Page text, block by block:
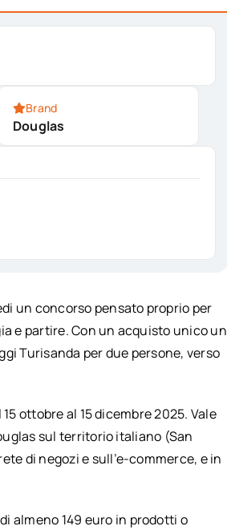
Brand
Douglas
un concorso pensato proprio per
e partire. Con un acquisto unico un
Turisanda per due persone, verso
ottobre al 15 dicembre 2025. Vale
sul territorio italiano (San
di negozi e sull’e-commerce, e in
almeno 149 euro in prodotti o